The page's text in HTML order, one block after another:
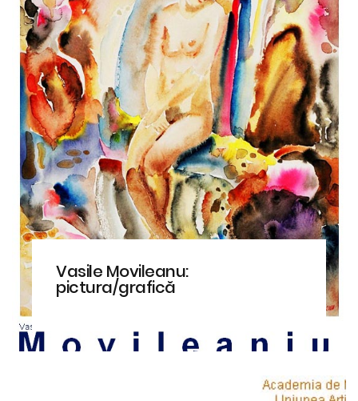
Vasile Movileanu:
pictura/grafică